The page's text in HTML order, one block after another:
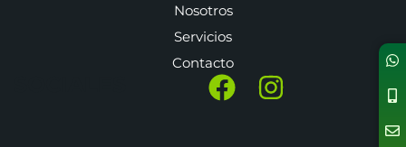
Nosotros
Servicios
Contacto